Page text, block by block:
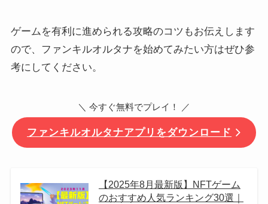
ゲームを有利に進められる攻略のコツもお伝えします
ので、ファンキルオルタナを始めてみたい方はぜひ参
考にしてください。
＼ 今すぐ無料でプレイ！ ／
ファンキルオルタナアプリをダウンロード
【2025年8月最新版】NFTゲーム
のおすすめ人気ランキング30選｜